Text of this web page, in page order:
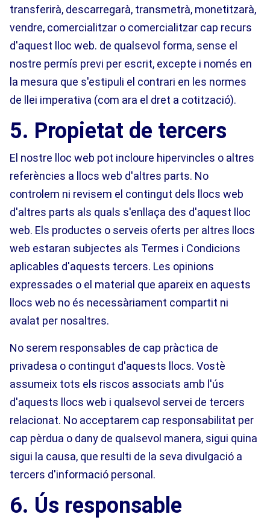
transferirà, descarregarà, transmetrà, monetitzarà,
vendre, comercialitzar o comercialitzar cap recurs
d'aquest lloc web. de qualsevol forma, sense el
nostre permís previ per escrit, excepte i només en
la mesura que s'estipuli el contrari en les normes
de llei imperativa (com ara el dret a cotització).
5. Propietat de tercers
El nostre lloc web pot incloure hipervincles o altres
referències a llocs web d'altres parts. No
controlem ni revisem el contingut dels llocs web
d'altres parts als quals s'enllaça des d'aquest lloc
web. Els productes o serveis oferts per altres llocs
web estaran subjectes als Termes i Condicions
aplicables d'aquests tercers. Les opinions
expressades o el material que apareix en aquests
llocs web no és necessàriament compartit ni
avalat per nosaltres.
No serem responsables de cap pràctica de
privadesa o contingut d'aquests llocs. Vostè
assumeix tots els riscos associats amb l'ús
d'aquests llocs web i qualsevol servei de tercers
relacionat. No acceptarem cap responsabilitat per
cap pèrdua o dany de qualsevol manera, sigui quina
sigui la causa, que resulti de la seva divulgació a
tercers d'informació personal.
6. Ús responsable